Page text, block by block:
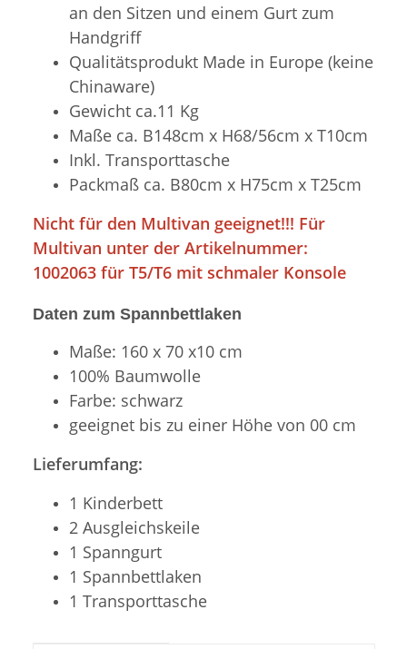
an den Sitzen und einem Gurt zum
Handgriff
Qualitätsprodukt Made in Europe (keine
Chinaware)
Gewicht ca.11 Kg
Maße ca. B148cm x H68/56cm x T10cm
Inkl. Transporttasche
Packmaß ca. B80cm x H75cm x T25cm
Nicht für den Multivan geeignet!!! Für
Multivan unter der Artikelnummer:
1002063 für T5/T6 mit schmaler Konsole
Daten zum Spannbettlaken
Maße: 160 x 70 x10 cm
100% Baumwolle
Farbe: schwarz
geeignet bis zu einer Höhe von 00 cm
Lieferumfang:
1 Kinderbett
2 Ausgleichskeile
1 Spanngurt
1 Spannbettlaken
1 Transporttasche